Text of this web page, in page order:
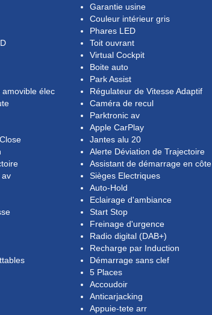
Garantie usine
Couleur intérieur gris
Phares LED
Toit ouvrant
Virtual Cockpit
Boite auto
Park Assist
élec
Régulateur de Vitesse Adaptif
Caméra de recul
Parktronic av
Apple CarPlay
Jantes alu 20
Alerte Déviation de Trajectoire
Assistant de démarrage en côte
av
Sièges Electriques
Auto-Hold
Eclairage d'ambiance
Start Stop
Freinage d'urgence
Radio digital (DAB+)
Recharge par Induction
Démarrage sans clef
5 Places
Accoudoir
Anticarjacking
Appuie-tete arr